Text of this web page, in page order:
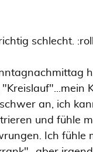
schlecht.
an, ich
und fühle
Ich fühle